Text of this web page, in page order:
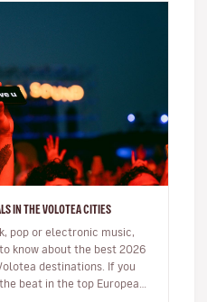
IN THE VOLOTEA CITIES
pop or electronic music,
know about the best 2026
destinations. If you
beat in the top European